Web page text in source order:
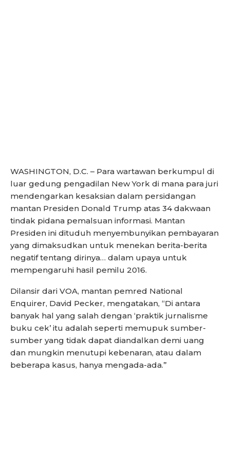
WASHINGTON, D.C. – Para wartawan berkumpul di
luar gedung pengadilan New York di mana para juri
mendengarkan kesaksian dalam persidangan
mantan Presiden Donald Trump atas 34 dakwaan
tindak pidana pemalsuan informasi. Mantan
Presiden ini dituduh menyembunyikan pembayaran
yang dimaksudkan untuk menekan berita-berita
negatif tentang dirinya… dalam upaya untuk
mempengaruhi hasil pemilu 2016.
Dilansir dari VOA, mantan pemred National
Enquirer, David Pecker, mengatakan, “Di antara
banyak hal yang salah dengan ‘praktik jurnalisme
buku cek’ itu adalah seperti memupuk sumber-
sumber yang tidak dapat diandalkan demi uang
dan mungkin menutupi kebenaran, atau dalam
beberapa kasus, hanya mengada-ada.”